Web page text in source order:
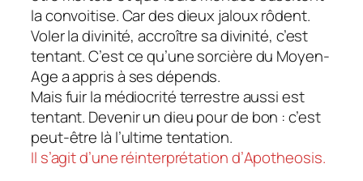
la convoitise. Car des dieux jaloux rôdent.
Voler la divinité, accroître sa divinité, c’est
tentant. C’est ce qu’une sorcière du Moyen-
Age a appris à ses dépends.
Mais fuir la médiocrité terrestre aussi est
tentant. Devenir un dieu pour de bon : c’est
peut-être là l’ultime tentation.
Il s’agit d’une réinterprétation d’Apotheosis.